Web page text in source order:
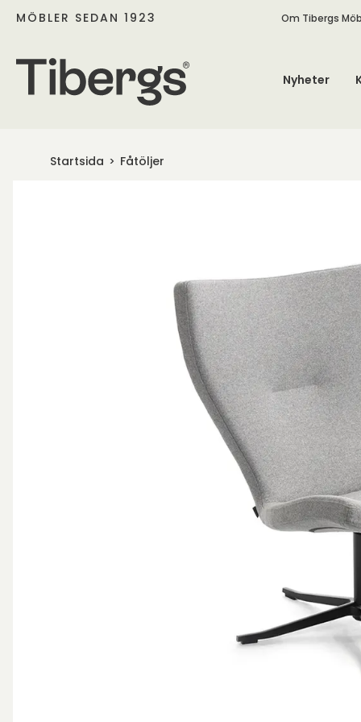
MÖBLER SEDAN 1923 Om Tibergs
Nyheter
Startsida Fåtöljer